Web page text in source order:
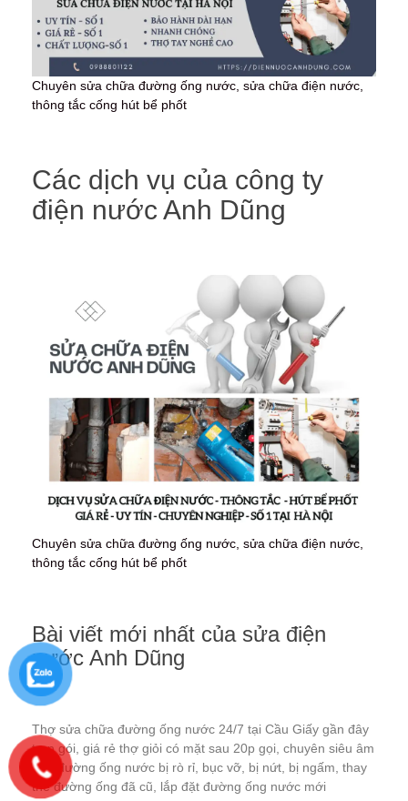
Chuyên sửa chữa đường ống nước, sửa chữa điện nước,
thông tắc cống hút bể phốt
Các dịch vụ của công ty
điện nước Anh Dũng
Chuyên sửa chữa đường ống nước, sửa chữa điện nước,
thông tắc cống hút bể phốt
Bài viết mới nhất của sửa điện
nước Anh Dũng
Thợ sửa chữa đường ống nước 24/7 tại Cầu Giấy gần đây
trọn gói, giá rẻ thợ giỏi có mặt sau 20p gọi, chuyên siêu âm
sửa đường ống nước bị rò rỉ, bục vỡ, bị nứt, bị ngấm, thay
thế đường ống đã cũ, lắp đặt đường ống nước mới